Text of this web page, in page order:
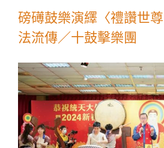
磅礡鼓樂演繹〈禮讚世
法流傳／十鼓擊樂團